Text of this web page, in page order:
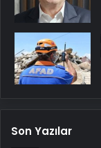
Son Yazılar